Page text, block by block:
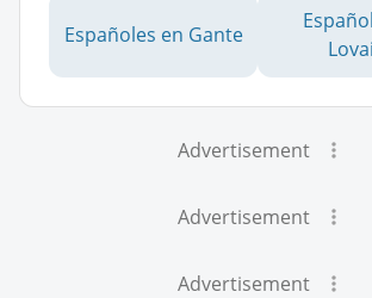
Españoles en Gante
Advertisement
Advertisement
Advertisement